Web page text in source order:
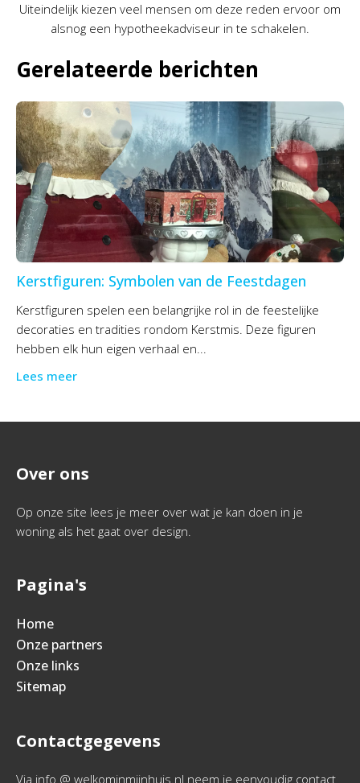
Uiteindelijk kiezen veel mensen om deze reden ervoor om
alsnog een hypotheekadviseur in te schakelen.
Gerelateerde berichten
Kerstfiguren: Symbolen van de Feestdagen
Kerstfiguren spelen een belangrijke rol in de feestelijke
decoraties en tradities rondom Kerstmis. Deze figuren
hebben elk hun eigen verhaal en...
Lees meer
Over ons
Op onze site lees je meer over wat je kan doen in je
woning als het gaat over design.
Pagina's
Home
Onze partners
Onze links
Sitemap
Contactgegevens
Via info @ welkominmijnhuis.nl neem je eenvoudig contact